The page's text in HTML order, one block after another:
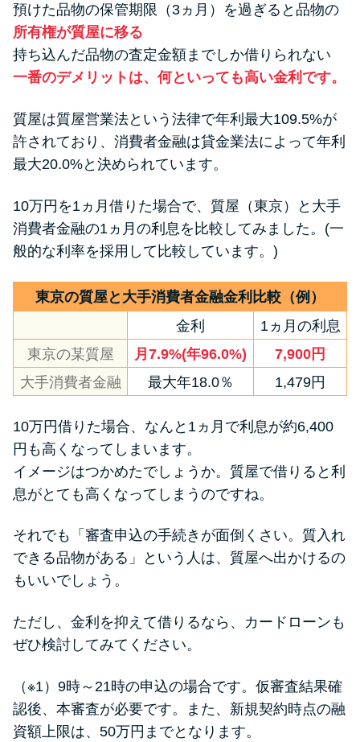
カードローンの見直しで40万円
得した話
ードローン
特集ページ一覧
種類や特徴で探す
銀行カードローンを選ぶべき4つ
の理由
無利息期間を利用して利息0円で
お金を借りる3つのポイント
種類・特徴別一覧
その他コラム
今月の家賃払えない…2ヵ月目に
処法3つ
家賃払えないが強制退去は避け
法2選
に悩む人へ街金をおすすめしな
い理由
預けた品物の保管期限（3ヵ月）を過ぎると品物の
所有権が質屋に移る
持ち込んだ品物の査定金額までしか借りられない
一番のデメリットは、何といっても高い金利です。
質屋は質屋営業法という法律で年利最大109.5%が
許されており、消費者金融は貸金業法によって年利
最大20.0%と決められています。
10万円を1ヵ月借りた場合で、質屋（東京）と大手
消費者金融の1ヵ月の利息を比較してみました。(一
般的な利率を採用して比較しています。)
東京の質屋と大手消費者金融金利比較（例）
金利
1ヵ月の利息
東京の某質屋
月7.9%(年96.0%)
7,900円
大手消費者金融
最大年18.0％ 1,479円
10万円借りた場合、なんと1ヵ月で利息が約6,400
円も高くなってしまいます。
イメージはつかめたでしょうか。質屋で借りると利
息がとても高くなってしまうのですね。
それでも「審査申込の手続きが面倒くさい。質入れ
できる品物がある」という人は、質屋へ出かけるの
もいいでしょう。
ただし、金利を抑えて借りるなら、カードローンも
ぜひ検討してみてください。
（※1）9時～21時の申込の場合です。仮審査結果確
認後、本審査が必要です。また、新規契約時点の融
資額上限は、50万円までとなります。